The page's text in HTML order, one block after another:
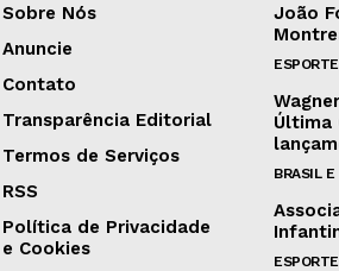
Sobre Nós
Anuncie
Contato
Transparência Editorial
Termos de Serviços
RSS
Política de Privacidade
e Cookies
João
Última
BRASIL